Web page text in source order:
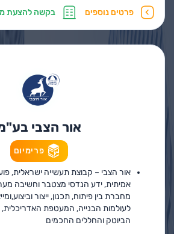
פרטים נוספים בקשה להצעת
אור הצבי
פרימיום
אור הצבי – קבוצת תעשייה ישראלית,
אמיתית, ידע הנדסי מצטבר וחשיבה
מחברת בין פיתוח, תכנון, ייצור
לעולמות הבנייה, המעטפת
הביוטק והחללים החכמים